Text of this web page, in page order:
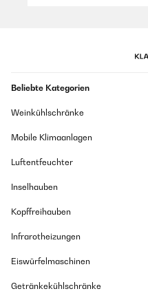
Beliebte Kategorien
Weinkühlschränke
Mobile Klimaanlagen
Luftentfeuchter
Inselhauben
Kopffreihauben
Infrarotheizungen
Eiswürfelmaschinen
Getränkekühlschränke